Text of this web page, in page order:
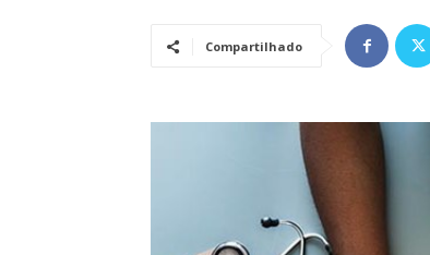
Compartilhado